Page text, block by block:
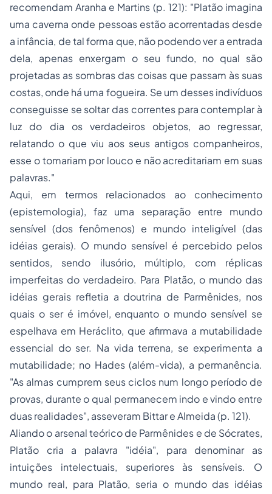
recomendam Aranha e Martins (p. 121): "Platão imagina
uma caverna onde pessoas estão acorrentadas desde
a infância, de tal forma que, não podendo ver a entrada
dela, apenas enxergam o seu fundo, no qual são
projetadas as sombras das coisas que passam às suas
costas, onde há uma fogueira. Se um desses indivíduos
conseguisse se soltar das correntes para contemplar à
luz do dia os verdadeiros objetos, ao regressar,
relatando o que viu aos seus antigos companheiros,
esse o tomariam por louco e não acreditariam em suas
palavras."
Aqui, em termos relacionados ao conhecimento
(epistemologia), faz uma separação entre mundo
sensível (dos fenômenos) e mundo inteligível (das
idéias gerais). O mundo sensível é percebido pelos
sentidos, sendo ilusório, múltiplo, com réplicas
imperfeitas do verdadeiro. Para Platão, o mundo das
idéias gerais refletia a doutrina de Parmênides, nos
quais o ser é imóvel, enquanto o mundo sensível se
espelhava em Heráclito, que afirmava a mutabilidade
essencial do ser. Na vida terrena, se experimenta a
mutabilidade; no Hades (além-vida), a permanência.
"As almas cumprem seus ciclos num longo período de
provas, durante o qual permanecem indo e vindo entre
duas realidades", asseveram Bittar e Almeida (p. 121).
Aliando o arsenal teórico de Parmênides e de Sócrates,
Platão cria a palavra "idéia", para denominar as
intuições intelectuais, superiores às sensíveis. O
mundo real, para Platão, seria o mundo das idéias